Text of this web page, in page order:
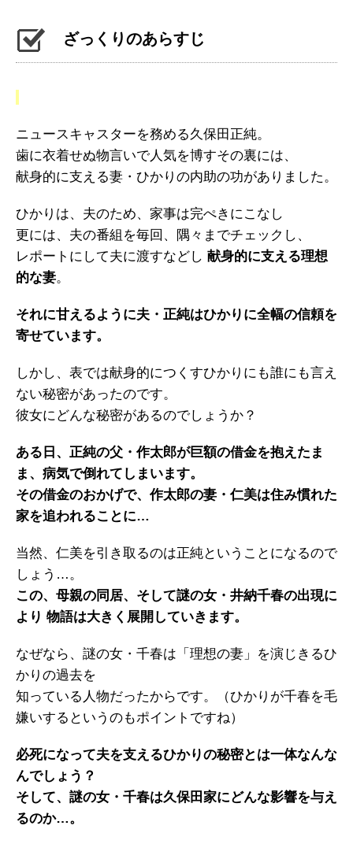
ざっくりのあらすじ
ニュースキャスターを務める久保田正純。
歯に衣着せぬ物言いで人気を博すその裏には、
献身的に支える妻・ひかりの内助の功がありました。
ひかりは、夫のため、家事は完ぺきにこなし
更には、夫の番組を毎回、隅々までチェックし、
レポートにして夫に渡すなどし 献身的に支える理想
的な妻。
それに甘えるように夫・正純はひかりに全幅の信頼を
寄せています。
しかし、表では献身的につくすひかりにも誰にも言え
ない秘密があったのです。
彼女にどんな秘密があるのでしょうか？
ある日、正純の父・作太郎が巨額の借金を抱えたま
ま、病気で倒れてしまいます。
その借金のおかげで、作太郎の妻・仁美は住み慣れた
家を追われることに…
当然、仁美を引き取るのは正純ということになるので
しょう…。
この、母親の同居、そして謎の女・井納千春の出現に
より 物語は大きく展開していきます。
なぜなら、謎の女・千春は「理想の妻」を演じきるひ
かりの過去を
知っている人物だったからです。（ひかりが千春を毛
嫌いするというのもポイントですね）
必死になって夫を支えるひかりの秘密とは一体なんな
んでしょう？
そして、謎の女・千春は久保田家にどんな影響を与え
るのか…。